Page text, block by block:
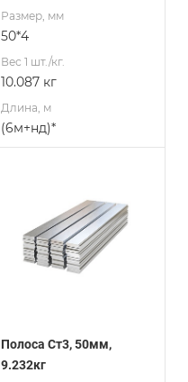
Размер, мм
50*4
Вес 1 шт./кг.
10.087 кг
Длина, м
(6м+нд)*
Полоса Ст3, 50мм,
9.232кг